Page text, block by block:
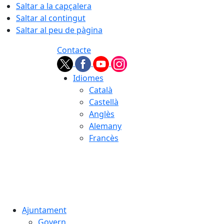
Saltar a la capçalera
Saltar al contingut
Saltar al peu de pàgina
Contacte
Idiomes
Català
Castellà
Anglès
Alemany
Francès
Ajuntament